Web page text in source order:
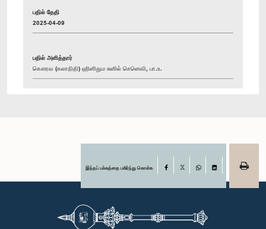
பதில் தேதி
2025-04-09
பதில் அளித்தார்
கௌரவ (கலாநிதி) ஹினிதும சுனில் செனெவி, பா.உ.
இந்தப் பக்கத்தை பகிர்ந்து கொள்க Facebook